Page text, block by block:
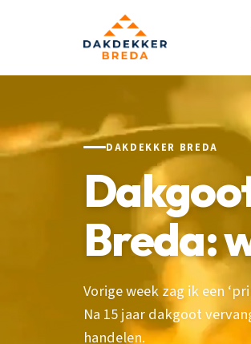
DAKDEKKER BREDA
Breda:
Vorige week zag ik een
Na 15 jaar dakgoot
handelen.